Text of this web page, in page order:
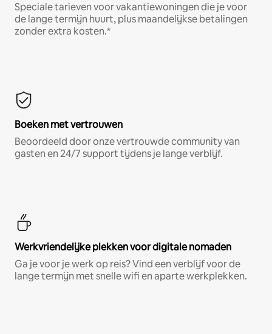
Speciale tarieven voor vakantiewoningen die je voor
de lange termijn huurt, plus maandelijkse betalingen
zonder extra kosten.*
Boeken met vertrouwen
Beoordeeld door onze vertrouwde community van
gasten en 24/7 support tijdens je lange verblijf.
Werkvriendelijke plekken voor digitale nomaden
Ga je voor je werk op reis? Vind een verblijf voor de
lange termijn met snelle wifi en aparte werkplekken.